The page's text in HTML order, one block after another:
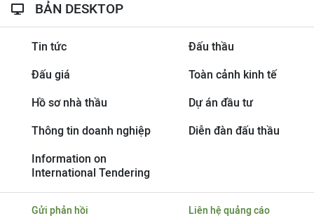
BẢN DESKTOP
Tin tức Đấu thầu
Đấu giá Toàn cảnh kinh tế
Hồ sơ nhà thầu Dự án đầu tư
Thông tin doanh nghiệp Diễn đàn đấu thầu
Information on
International Tendering
Gửi phản hồi
Liên hệ quảng cáo